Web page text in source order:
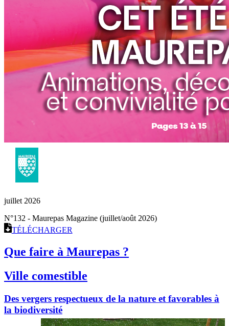
juillet 2026
N°132 - Maurepas Magazine (juillet/août 2026)
TÉLÉCHARGER
Que faire à Maurepas ?
Ville comestible
Des vergers respectueux de la nature et favorables à
la biodiversité